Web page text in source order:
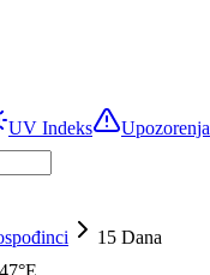
UV Indeks Upozorenja
15 Dana
°E